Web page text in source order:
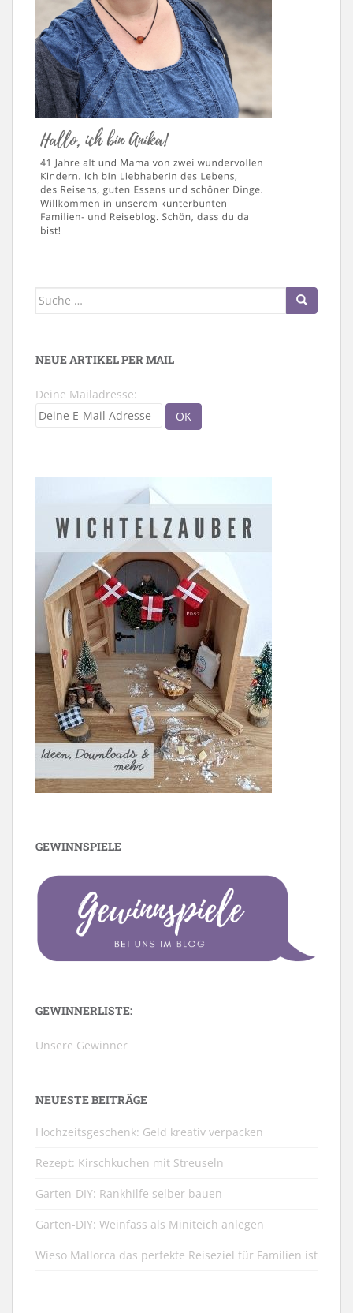
Suche
NEUE ARTIKEL PER MAIL
Deine Mailadresse:
GEWINNSPIELE
GEWINNERLISTE:
Unsere Gewinner
NEUESTE BEITRÄGE
Hochzeitsgeschenk: Geld kreativ verpacken
Rezept: Kirschkuchen mit Streuseln
Garten-DIY: Rankhilfe selber bauen
Garten-DIY: Weinfass als Miniteich anlegen
Wieso Mallorca das perfekte Reiseziel für Familien ist